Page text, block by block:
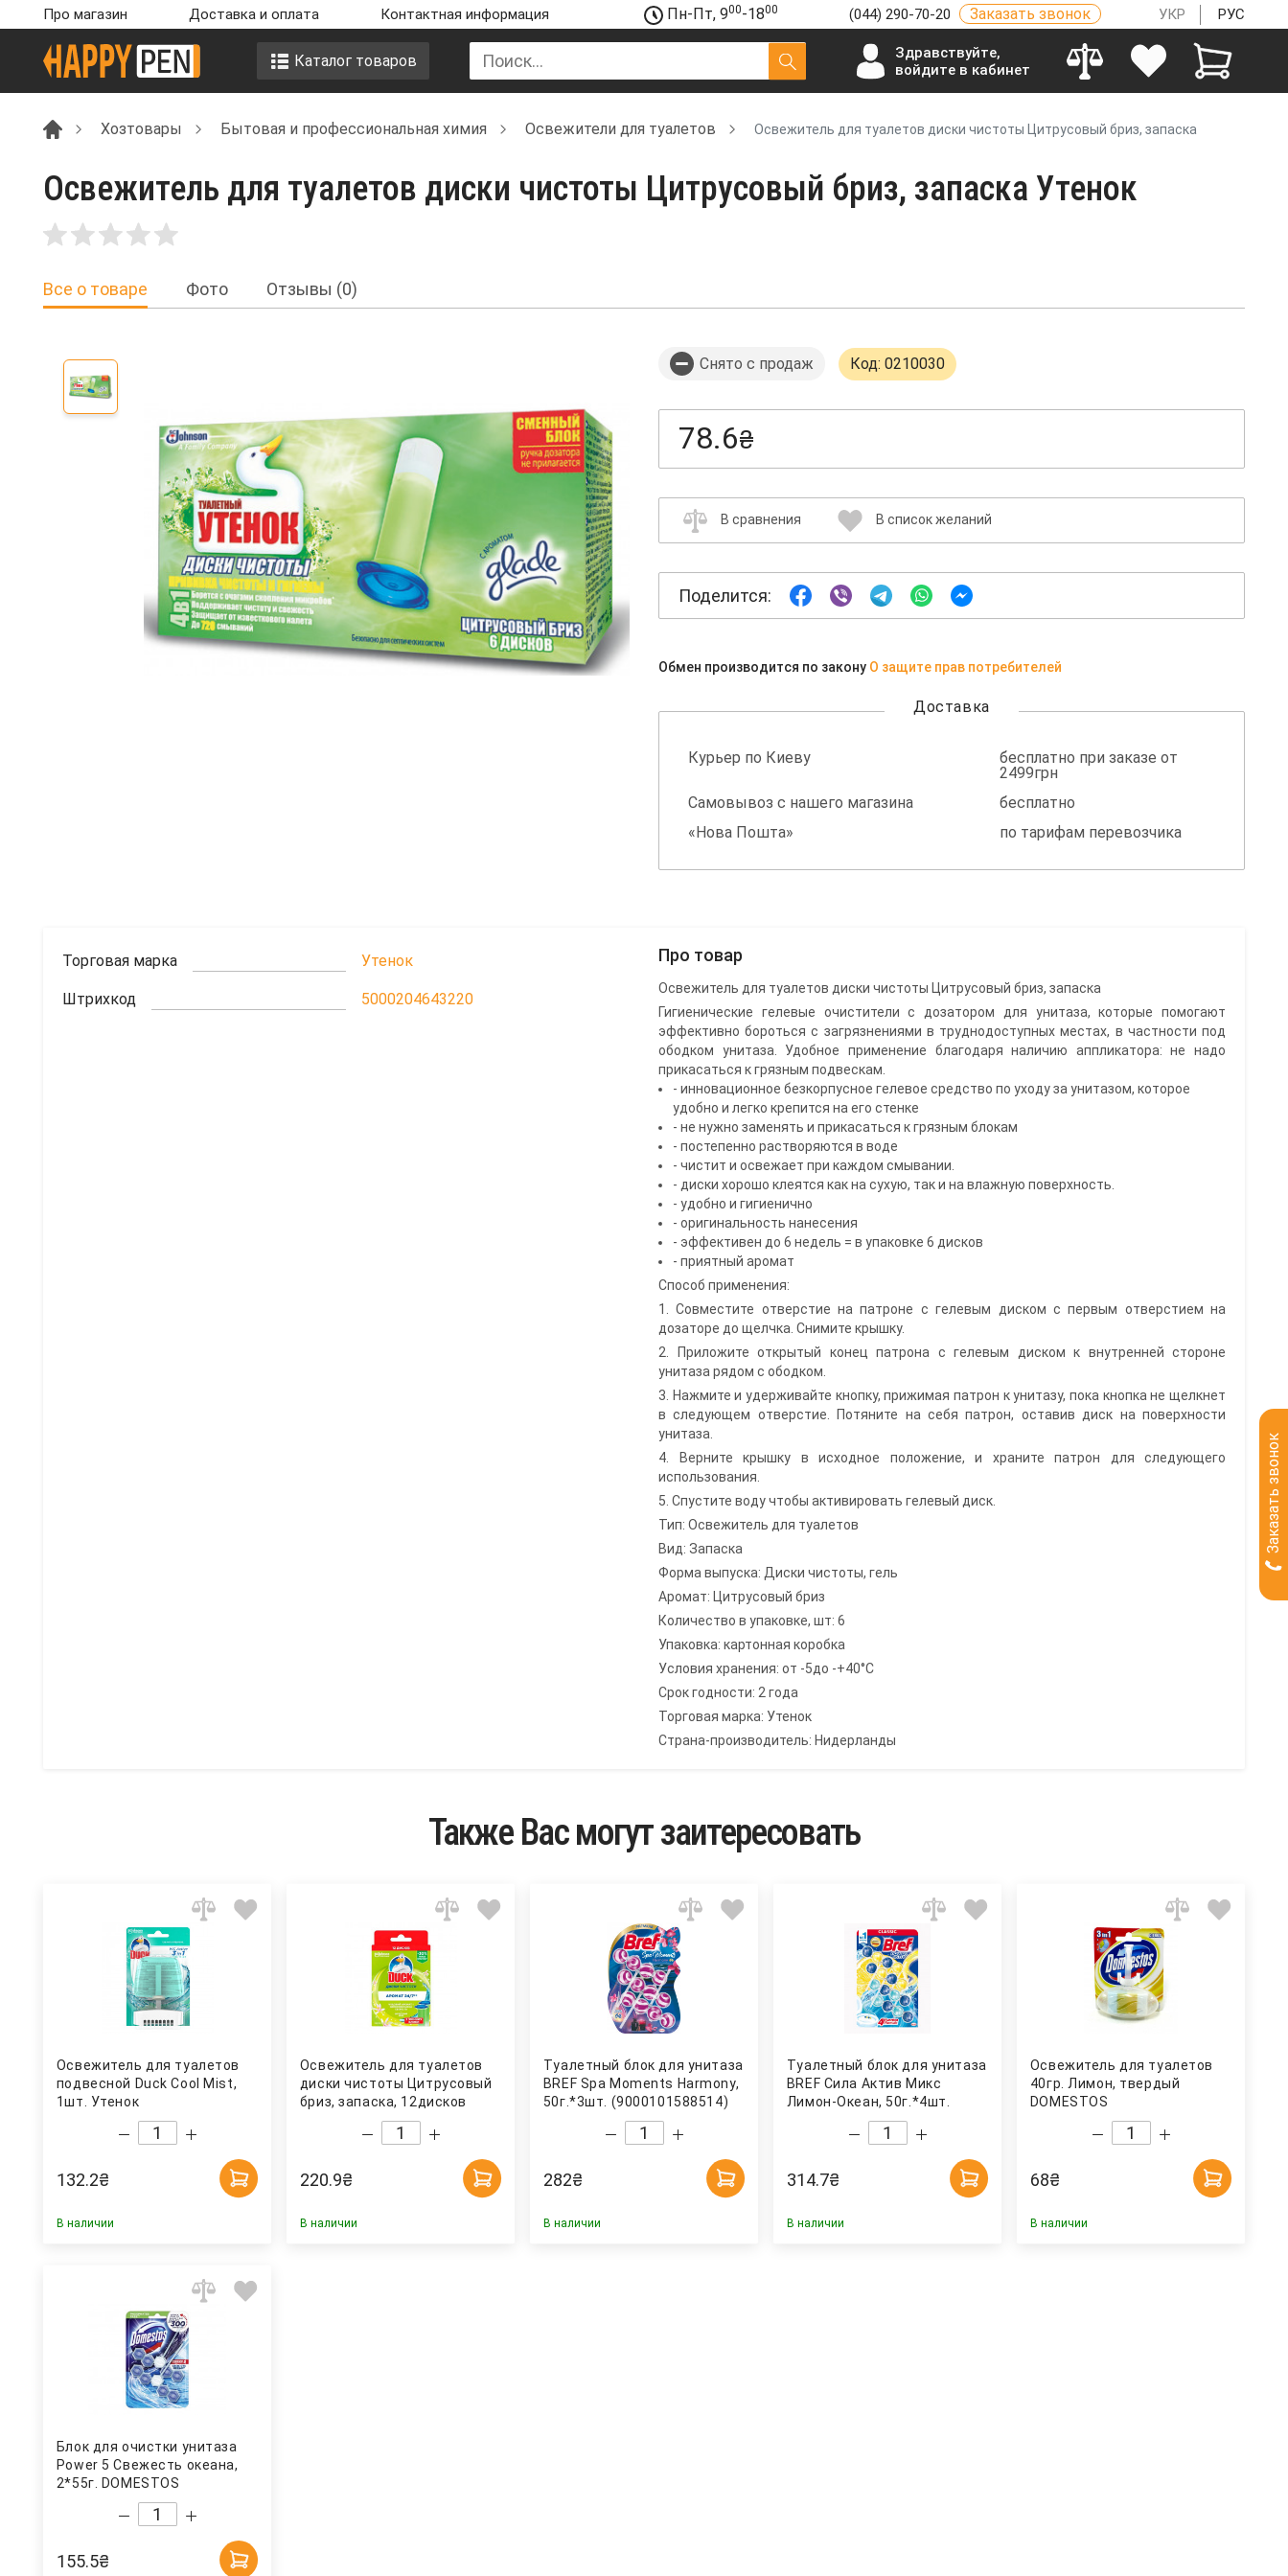
Про магазин Доставка и оплата Контактная информация Пн-Пт, 900-1800 (044) 290-70-20 Заказать звонок УКР РУС
Каталог товаров
Здравствуйте,
войдите в кабинет
Хозтовары Бытовая и профессиональная химия Освежители для туалетов Освежитель для туалетов диски чистоты Цитрусовый бриз, запаска
Освежитель для туалетов диски чистоты Цитрусовый бриз, запаска Утенок
Все о товаре Фото Отзывы (0)
Снято с продаж Код: 0210030
78.6₴
В сравнения В список желаний
Поделится:
Обмен производится по закону О защите прав потребителей
Доставка
Курьер по Киеву
бесплатно при заказе от
2499грн
Самовывоз с нашего магазина
бесплатно
«Нова Пошта»
по тарифам перевозчика
Торговая марка Утенок
Штрихкод 5000204643220
Про товар
Освежитель для туалетов диски чистоты Цитрусовый бриз, запаска
Гигиенические гелевые очистители с дозатором для унитаза, которые помогают
эффективно бороться с загрязнениями в труднодоступных местах, в частности под
ободком унитаза. Удобное применение благодаря наличию аппликатора: не надо
прикасаться к грязным подвескам.
- инновационное безкорпусное гелевое средство по уходу за унитазом, которое
удобно и легко крепится на его стенке
- не нужно заменять и прикасаться к грязным блокам
- постепенно растворяются в воде
- чистит и освежает при каждом смывании.
- диски хорошо клеятся как на сухую, так и на влажную поверхность.
- удобно и гигиенично
- оригинальность нанесения
- эффективен до 6 недель = в упаковке 6 дисков
- приятный аромат
Способ применения:
1. Совместите отверстие на патроне с гелевым диском с первым отверстием на
дозаторе до щелчка. Снимите крышку.
2. Приложите открытый конец патрона с гелевым диском к внутренней стороне
унитаза рядом с ободком.
3. Нажмите и удерживайте кнопку, прижимая патрон к унитазу, пока кнопка не щелкнет
в следующем отверстие. Потяните на себя патрон, оставив диск на поверхности
унитаза.
4. Верните крышку в исходное положение, и храните патрон для следующего
использования.
5. Спустите воду чтобы активировать гелевый диск.
Тип: Освежитель для туалетов
Вид: Запаска
Форма выпуска: Диски чистоты, гель
Аромат: Цитрусовый бриз
Количество в упаковке, шт: 6
Упаковка: картонная коробка
Условия хранения: от -5до -+40°C
Срок годности: 2 года
Торговая марка: Утенок
Страна-производитель: Нидерланды
Также Вас могут заитересовать
Освежитель для туалетов
подвесной Duck Cool Mist,
1шт. Утенок
132.2₴
В наличии
Освежитель для туалетов
диски чистоты Цитрусовый
бриз, запаска, 12дисков
(2шт. по 6дисков) Утенок
220.9₴
В наличии
Туалетный блок для унитаза
BREF Spa Moments Harmony,
50г.*3шт. (9000101588514)
282₴
В наличии
Туалетный блок для унитаза
BREF Сила Актив Микс
Лимон-Океан, 50г.*4шт.
(9000101309409) BREF
314.7₴
В наличии
Освежитель для туалетов
40гр. Лимон, твердый
DOMESTOS
68₴
В наличии
Блок для очистки унитаза
Power 5 Свежесть океана,
2*55г. DOMESTOS
155.5₴
Заказать звонок